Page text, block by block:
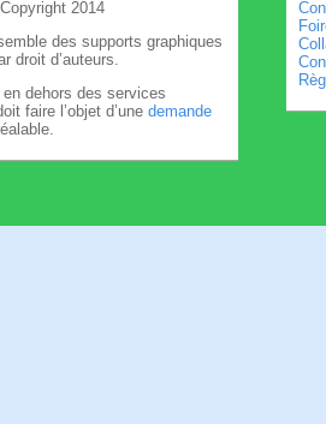
2014
des supports graphiques
droit d’auteurs.
dehors des services
faire l’objet d’une demande